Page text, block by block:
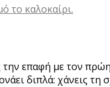
την επαφή με τον
διπλά: χάνεις τη